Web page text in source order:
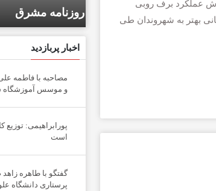
عملکرد برف روبی
خدمات رسانی بهتر به شهروندان طی
مشرق توسعه ایران
اخبار پربازدید
مصاحبه با فاطمه
و موسس آموزشگاه
پورابراهیمی: توزیع
است
گفتگو با طاهره
پرستاری دانشگاه